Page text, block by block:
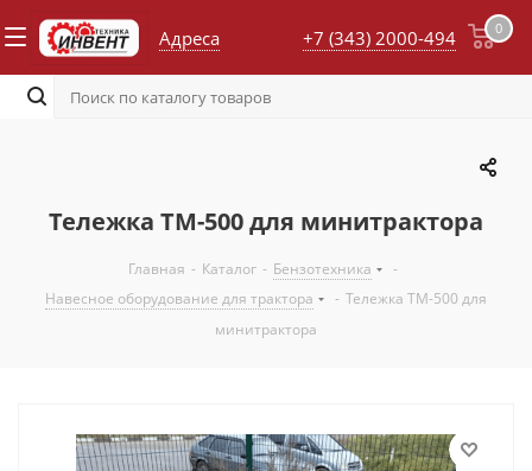
Адреса 0
+7 (343) 2000-494
Тележка ТМ-500 для минитрактора
Главная - Каталог - Бензотехника
-
Навесное оборудование для трактора
- Тележка ТМ-500 для
минитрактора